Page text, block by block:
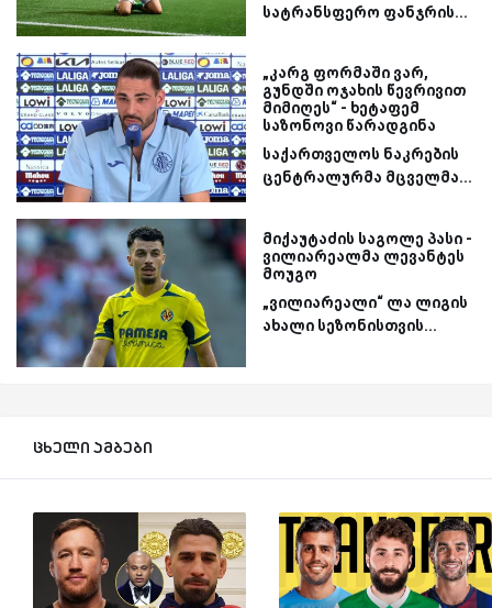
სატრანსფერო ფანჯრის...
„კარგ ფორმაში ვარ,
გუნდში ოჯახის წევრივით
მიმიღეს“ - ხეტაფემ
საზონოვი წარადგინა
საქართველოს ნაკრების
ცენტრალურმა მცველმა...
მიქაუტაძის საგოლე პასი -
ვილიარეალმა ლევანტეს
მოუგო
„ვილიარეალი“ ლა ლიგის
ახალი სეზონისთვის...
ცხელი ამბები